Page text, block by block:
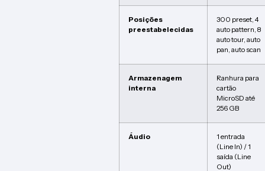
Posições
preestabelecidas
300 preset, 4
auto pattern, 8
auto tour, auto
pan, auto scan
Armazenagem
interna
Ranhura para
cartão
MicroSD até
256 GB
Áudio
1 entrada
(Line In) / 1
saída (Line
Out)